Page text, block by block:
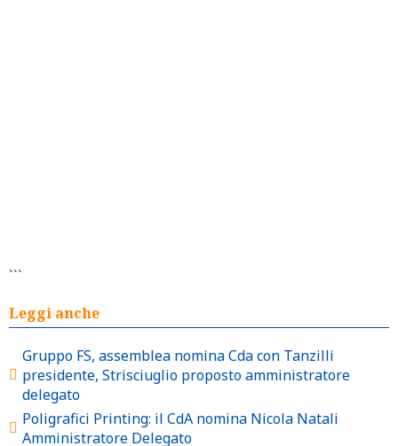
```
Leggi anche
Gruppo FS, assemblea nomina Cda con Tanzilli
presidente, Strisciuglio proposto amministratore
delegato
Poligrafici Printing: il CdA nomina Nicola Natali
Amministratore Delegato